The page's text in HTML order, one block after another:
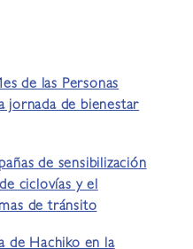
de las Personas
jornada de bienestar
de sensibilización
ciclovías y el
de tránsito
de Hachiko en la